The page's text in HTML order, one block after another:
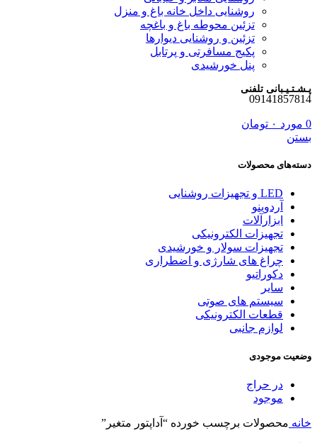
روشنایی داخل خانه باغ و منزل
تزئین محوطه باغ و باغچه
تزئین و روشنایی دیوارها
پکیج مسافرتی و پرتابل
پنل خورشیدی
پـشـتـیـبانی تلفنی
09141857814
0 مورد ۰ تومان
بستن
دسته‌های محصولات
LED و تجهیزات روشنایی
آردوینو
ابزارآلات
تجهیزات الکترونیکی
تجهیزات سولار و خورشیدی
چراغ های شارژی و اضطراری
دکوراتیو
سایر
سیستم های صوتی
قطعات الکترونیکی
لوازم جانبی
وضعیت موجودی
در حراج
موجود
خانه محصولات برچسب خورده “آداپتور متغیر”